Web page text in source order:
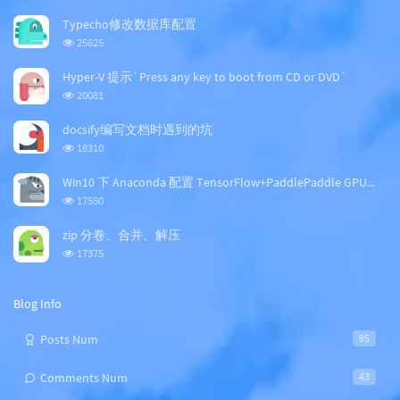
u
a
r
r
t
c
l
s
t
c
m
n
m
l
Typecho修改数据库配置
浏
次
数:
25625
Hyper-V 提示`Press any key to boot from CD or DVD`
浏
次
20081
docsify编写文档时遇到的坑
浏
次
18310
Win10 下 Anaconda 配置 TensorFlow+PaddlePaddle GPU版本
浏
次
数:
17550
zip 分卷、合并、解压
浏
17375
Blog Info
95
Posts Num
43
Comments Num